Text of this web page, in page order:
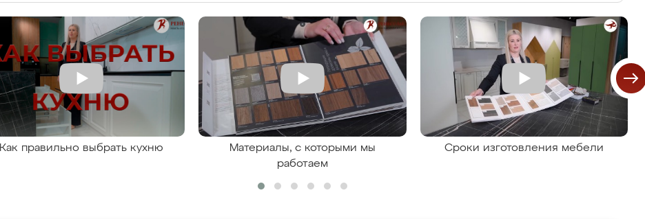
Как правильно выбрать кухню
Материалы, с которыми мы
работаем
Сроки изготовления мебели